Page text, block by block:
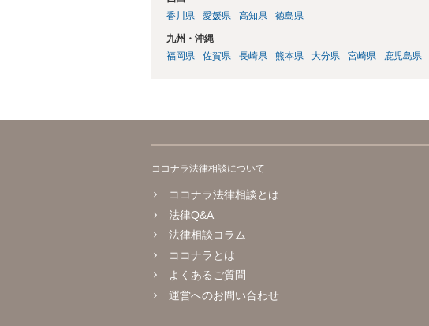
香川県
愛媛県 高知県 徳島県
九州・沖縄
福岡県
佐賀県 長崎県 熊本県 大分県 宮崎県 鹿児島県
ココナラ法律相談について
ココナラ法律相談とは
法律Q&A
法律相談コラム
ココナラとは
よくあるご質問
運営へのお問い合わせ